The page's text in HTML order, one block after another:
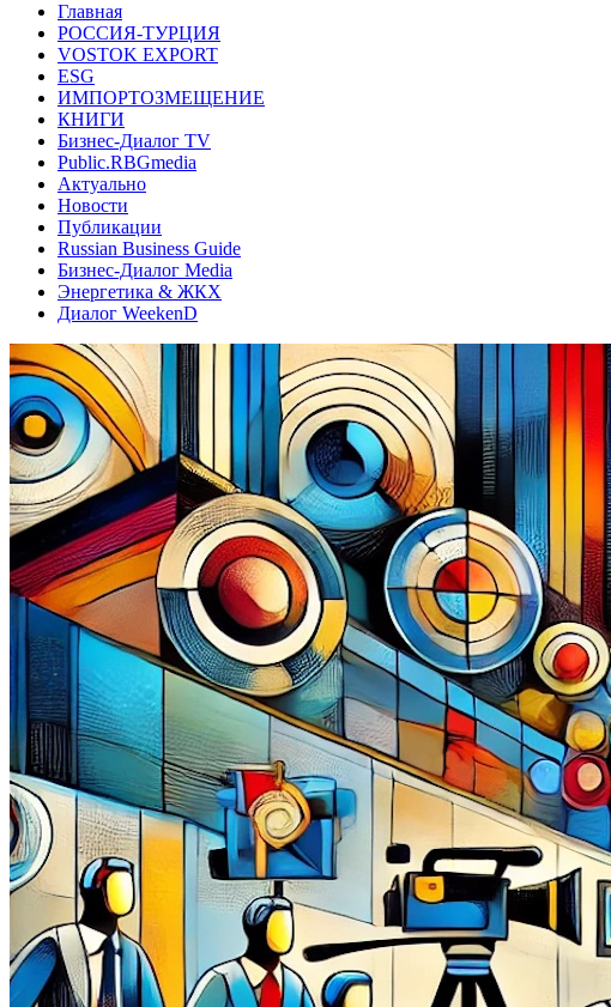
Главная
РОССИЯ-ТУРЦИЯ
VOSTOK EXPORT
ESG
ИМПОРТОЗМЕЩЕНИЕ
КНИГИ
Бизнес-Диалог TV
Public.RBGmedia
Актуально
Новости
Публикации
Russian Business Guide
Бизнес-Диалог Media
Энергетика & ЖКХ
Диалог WeekenD